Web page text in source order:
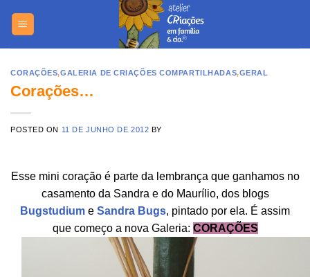
CORAÇÕES,GALERIA DE CRIAÇÕES COMPARTILHADAS,GERAL
Corações…
POSTED ON 11 DE JUNHO DE 2012 BY
Esse mini coração é parte da lembrança que ganhamos no
casamento da Sandra e do Maurílio, dos blogs
Bugstudium e Sandra Bugs, pintado por ela. É assim
que começo a nova Galeria: CORAÇÕES